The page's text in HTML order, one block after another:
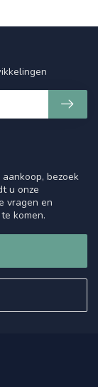
bezoek
u onze
vragen en
komen.